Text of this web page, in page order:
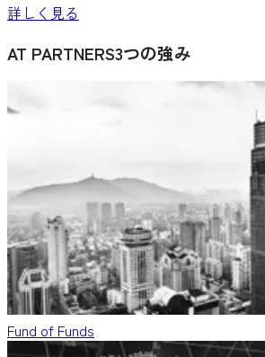
詳しく見る
AT PARTNERS3つの強み
Fund of Funds